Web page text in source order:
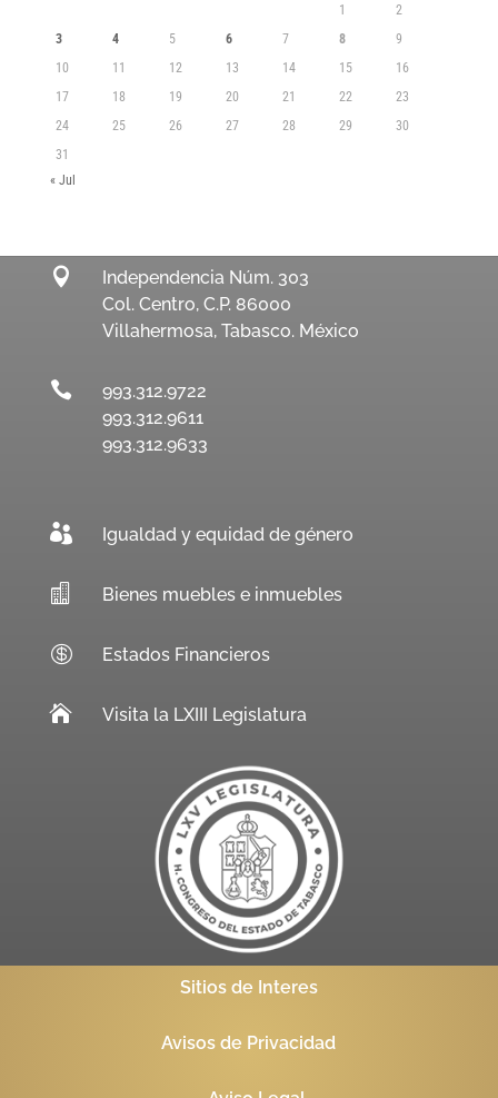
1
2
3
4 5 6 7 8
9
10
11 12 13 14 15
16
17
18 19 20 21 22
23
24
25 26 27 28 29
30
31
« Jul

Independencia Núm. 303
Col. Centro, C.P. 86000
Villahermosa, Tabasco. México

993.312.9722
993.312.9611
993.312.9633
 Igualdad y equidad de género
 Bienes muebles e inmuebles
 Estados Financieros
 Visita la LXIII Legislatura
Sitios de Interes
Avisos de Privacidad